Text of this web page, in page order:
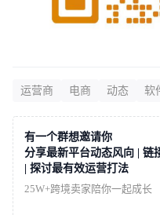
运营商 电商 动态 软
有一个群想邀请你
分享最新平台动态风向 | 链
| 探讨最有效运营打法
25W+跨境卖家陪你一起成长